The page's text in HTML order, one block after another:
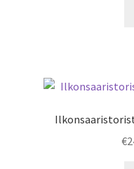
€